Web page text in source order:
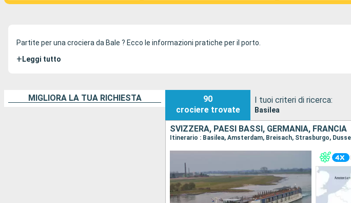
Partite per una crociera da Bale ? Ecco le informazioni pratiche per il porto.
+ Leggi tutto
MIGLIORA LA TUA RICHIESTA
90
crociere trovate
I tuoi criteri di ricerca:
Basilea
SVIZZERA, PAESI BASSI, GERMANIA, FRANCIA